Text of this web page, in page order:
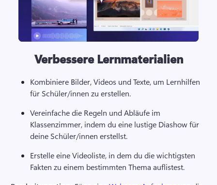
Verbessere Lernmaterialien
Kombiniere Bilder, Videos und Texte, um Lernhilfen
für Schüler/innen zu erstellen.
Vereinfache die Regeln und Abläufe im
Klassenzimmer, indem du eine lustige Diashow für
deine Schüler/innen erstellst.
Erstelle eine Videoliste, in dem du die wichtigsten
Fakten zu einem bestimmten Thema auflistest.